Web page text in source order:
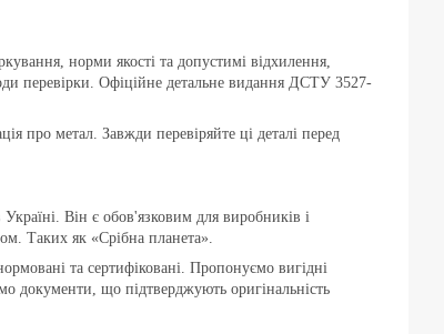
норми якості та допустимі відхилення,
перевірки. Офіційне детальне видання ДСТУ 3527-
про метал. Завжди перевіряйте ці деталі перед
Він є обов'язковим для виробників і
Таких як «Срібна планета».
та сертифіковані. Пропонуємо вигідні
документи, що підтверджують оригінальність